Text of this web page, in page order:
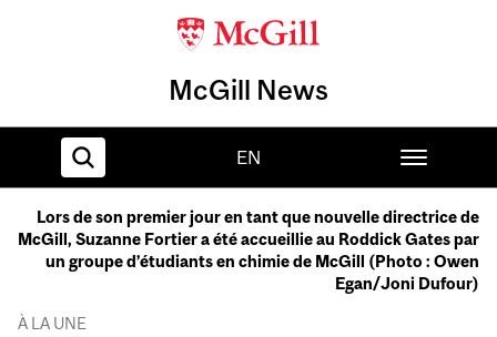
McGill News
EN
Home
Lors de son premier jour en tant que nouvelle directrice de
McGill, Suzanne Fortier a été accueillie au Roddick Gates par
un groupe d’étudiants en chimie de McGill (Photo : Owen
Egan/Joni Dufour)
À LA UNE